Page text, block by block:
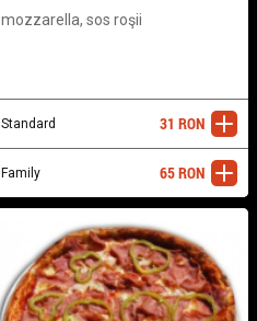
mozzarella, sos roşii
Standard adaugă
31 RON
Family adaugă
65RON